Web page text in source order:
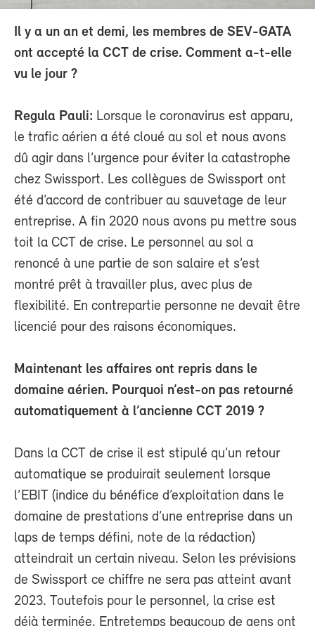
Il y a un an et demi, les membres de SEV-GATA
ont accepté la CCT de crise. Comment a-t-elle
vu le jour ?
Regula Pauli: Lorsque le coronavirus est apparu,
le trafic aérien a été cloué au sol et nous avons
dû agir dans l’urgence pour éviter la catastrophe
chez Swissport. Les collègues de Swissport ont
été d’accord de contribuer au sauvetage de leur
entreprise. A fin 2020 nous avons pu mettre sous
toit la CCT de crise. Le personnel au sol a
renoncé à une partie de son salaire et s’est
montré prêt à travailler plus, avec plus de
flexibilité. En contrepartie personne ne devait être
licencié pour des raisons économiques.
Maintenant les affaires ont repris dans le
domaine aérien. Pourquoi n’est-on pas retourné
automatiquement à l’ancienne CCT 2019 ?
Dans la CCT de crise il est stipulé qu’un retour
automatique se produirait seulement lorsque
l’EBIT (indice du bénéfice d’exploitation dans le
domaine de prestations d’une entreprise dans un
laps de temps défini, note de la rédaction)
atteindrait un certain niveau. Selon les prévisions
de Swissport ce chiffre ne sera pas atteint avant
2023. Toutefois pour le personnel, la crise est
déjà terminée. Entretemps beaucoup de gens ont